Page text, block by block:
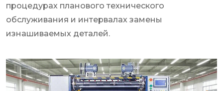
процедурах планового технического
обслуживания и интервалах замены
изнашиваемых деталей.